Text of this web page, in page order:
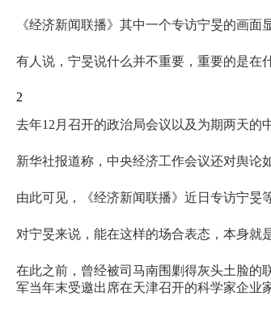
《经济新闻联播》其中一个专访宁旻的画
有人说，宁旻说什么并不重要，重要的是在
2
去年12月召开的政治局会议以及为期两天的
新华社报道称，中央经济工作会议还对舆论
由此可见，《经济新闻联播》近日专访宁旻
对宁旻来说，能在这样的场合表态，本身就
在此之前，曾经被司马南围剿得灰头土脸的
军当年末受邀出席在天津召开的科学家企业